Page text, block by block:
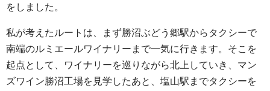
をしました。
私が考えたルートは、まず勝沼ぶどう郷駅からタクシーで
南端のルミエールワイナリーまで一気に行きます。そこを
起点として、ワイナリーを巡りながら北上していき、マン
ズワイン勝沼工場を見学したあと、塩山駅までタクシーを